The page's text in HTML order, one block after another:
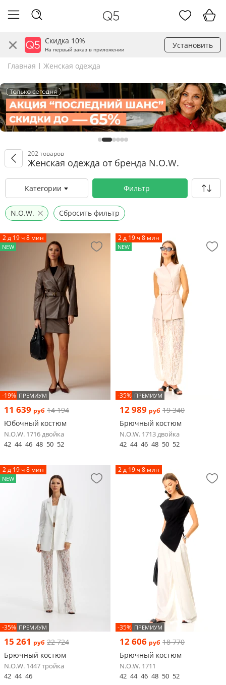
Скидка 10%
На первый заказ в приложении Установить
Главная Женская одежда
202 товаров
Женская одежда от бренда N.O.W.
Категории Фильтр
N.O.W. Сбросить фильтр
2 д 19 ч 8 мин
NEW
-19% ПРЕМИУМ
11 639 руб 14 194
Юбочный костюм
N.O.W. 1716 двойка
42 44 46 48 50 52
2 д 19 ч 8 мин
NEW
-35% ПРЕМИУМ
12 989 руб 19 340
Брючный костюм
N.O.W. 1713 двойка
42 44 46 48 50 52
2 д 19 ч 8 мин
NEW
-35% ПРЕМИУМ
15 261 руб 22 724
Брючный костюм
N.O.W. 1447 тройка
42 44 46
2 д 19 ч 8 мин
-35% ПРЕМИУМ
12 606 руб 18 770
Брючный костюм
N.O.W. 1711
42 44 46 48 50 52